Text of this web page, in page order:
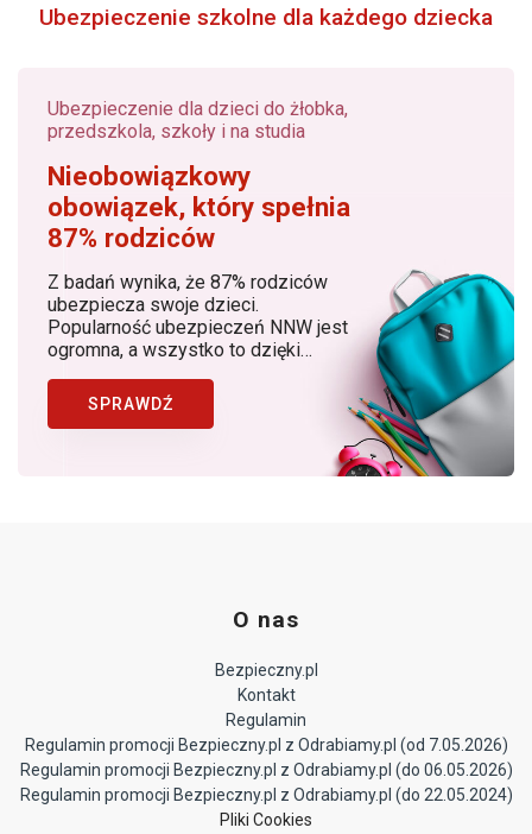
Ubezpieczenie szkolne dla każdego dziecka
Ubezpieczenie dla dzieci do żłobka,
przedszkola, szkoły i na studia
Nieobowiązkowy
obowiązek, który spełnia
87% rodziców
Z badań wynika, że 87% rodziców
ubezpiecza swoje dzieci.
Popularność ubezpieczeń NNW jest
ogromna, a wszystko to dzięki
rodziców, dostępności produktów, w
których znaczącą rolę odgrywa
lider ubezpieczeń NNW dziecka w
SPRAWDŹ
O nas
Bezpieczny.pl
Kontakt
Regulamin
Regulamin promocji Bezpieczny.pl z Odrabiamy.pl (od 7.05.2026)
Regulamin promocji Bezpieczny.pl z Odrabiamy.pl (do 06.05.2026)
Regulamin promocji Bezpieczny.pl z Odrabiamy.pl (do 22.05.2024)
Pliki Cookies